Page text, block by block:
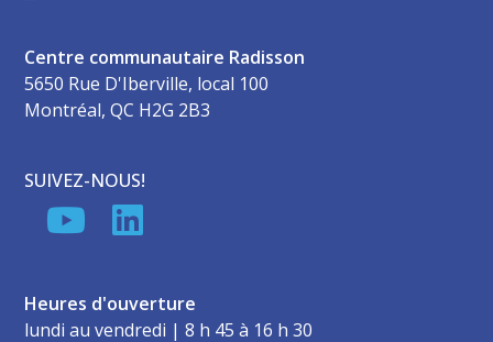
Centre communautaire Radisson
5650 Rue D'Iberville, local 100
Montréal, QC H2G 2B3
SUIVEZ-NOUS!
Heures d'ouverture
lundi au vendredi | 8 h 45 à 16 h 30